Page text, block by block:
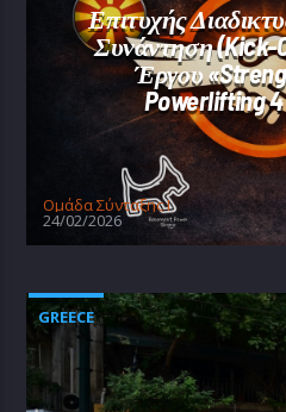
Επιτυχής
Συνάντηση (Kick-
Έργου
Powerlifting
Oμάδα Σύνταξης Ι
24/02/2026
GREECE